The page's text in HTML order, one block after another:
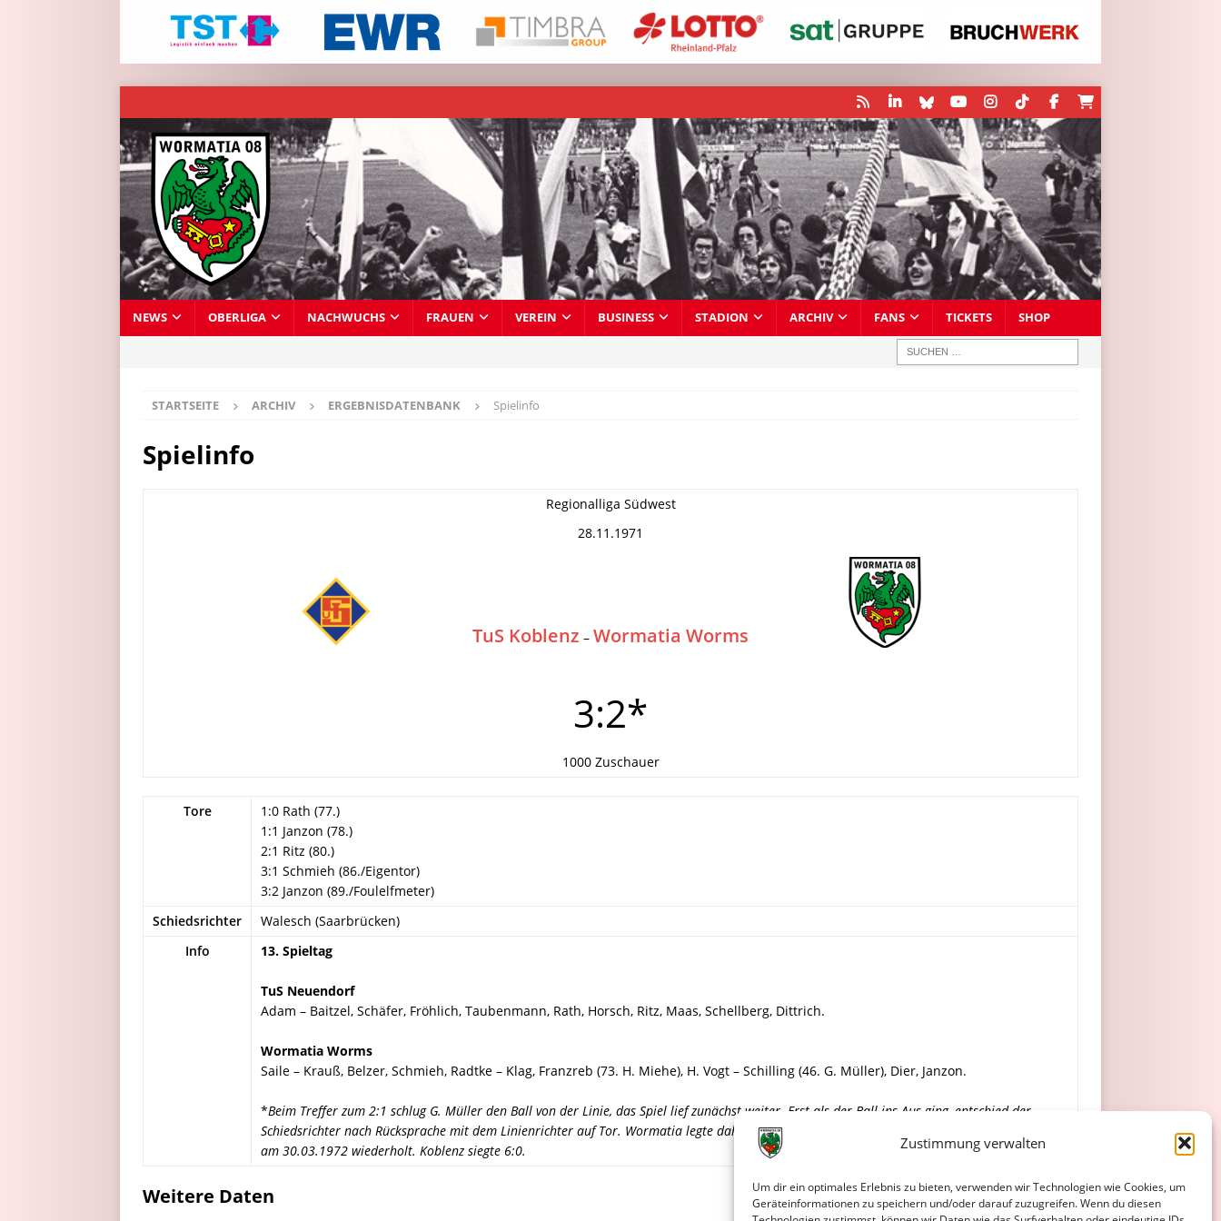
Zustimmung verwalten
Um dir ein optimales Erlebnis zu bieten, verwenden wir Technologien wie Cookies, um
Geräteinformationen zu speichern und/oder darauf zuzugreifen. Wenn du diesen
NEWS OBERLIGA NACHWUCHS FRAUEN VEREIN BUSINESS STADION ARCHIV FANS TICKETS SHOP
STARTSEITE ARCHIV ERGEBNISDATENBANK Spielinfo
Spielinfo
Regionalliga Südwest
28.11.1971
TuS Koblenz – Wormatia Worms
3:2*
1000 Zuschauer
Tore
1:0 Rath (77.)
1:1 Janzon (78.)
2:1 Ritz (80.)
3:1 Schmieh (86./Eigentor)
3:2 Janzon (89./Foulelfmeter)
Schiedsrichter
Walesch (Saarbrücken)
Info
13. Spieltag
TuS Neuendorf
Adam – Baitzel, Schäfer, Fröhlich, Taubenmann, Rath, Horsch, Ritz, Maas, Schellberg, Dittrich.
Wormatia Worms
Saile – Krauß, Belzer, Schmieh, Radtke – Klag, Franzreb (73. H. Miehe), H. Vogt – Schilling (46. G. Müller), Dier, Janzon.
*Beim Treffer zum 2:1 schlug G. Müller den Ball von der Linie, das Spiel lief zunächst weiter. Erst als der Ball ins Aus ging, entschied der
Schiedsrichter nach Rücksprache mit dem Linienrichter auf Tor. Wormatia legte daher später Protest ein und erhielt Recht. Das Spiel wurde
am 30.03.1972 wiederholt. Koblenz siegte 6:0.
Weitere Daten